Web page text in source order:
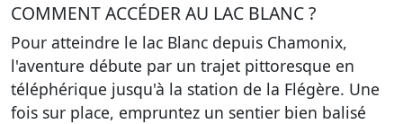
COMMENT ACCÉDER AU LAC BLANC ?
Pour atteindre le lac Blanc depuis Chamonix,
l'aventure débute par un trajet pittoresque en
téléphérique jusqu'à la station de la Flégère. Une
fois sur place, empruntez un sentier bien balisé